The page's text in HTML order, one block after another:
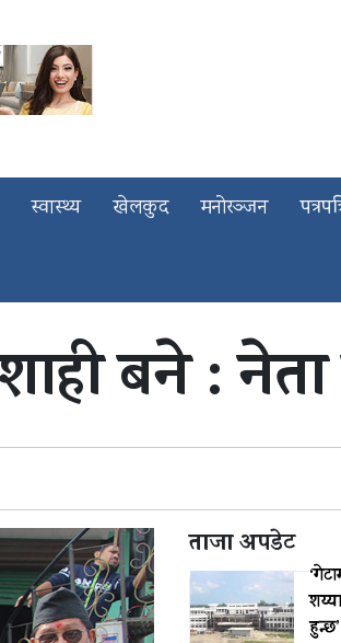
स्वास्थ्य खेलकुद मनोरञ्जन
बने :
ताजा अपडेट
हुन्छ’